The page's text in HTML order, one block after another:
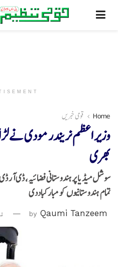
Home قومی خبریں
وزیر اعظم نریندر مودی نے
بھری
سوشل میڈیا پرہندوستانی فضائیہ، ڈی
تمام ہندوستانیوں کو مبارکباددی
by Qaumi Tanzeem